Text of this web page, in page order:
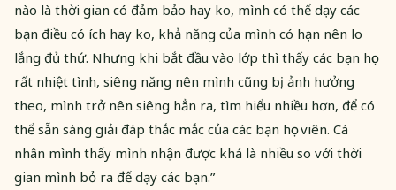
nào là thời gian có đảm bảo hay ko, mình có thể dạy các
bạn điều có ích hay ko, khả năng của mình có hạn nên lo
lắng đủ thứ. Nhưng khi bắt đầu vào lớp thì thấy các bạn học
rất nhiệt tình, siêng năng nên mình cũng bị ảnh hưởng
theo, mình trở nên siêng hẳn ra, tìm hiểu nhiều hơn, để có
thể sẵn sàng giải đáp thắc mắc của các bạn học viên. Cá
nhân mình thấy mình nhận được khá là nhiều so với thời
gian mình bỏ ra để dạy các bạn.”